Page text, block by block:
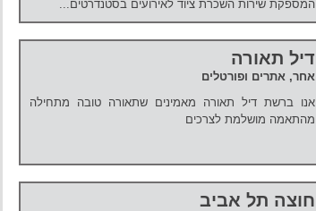
המספקת שירות השכרת ציוד לאירועים בסטנדרטים...
דיל תאורה
אחר, אתרים ופורטלים
אנו ברשת דיל תאורה מאמינים שתאורה טובה מתחילה
מהתאמה מושלמת לצרכים
חוצה תל אביב